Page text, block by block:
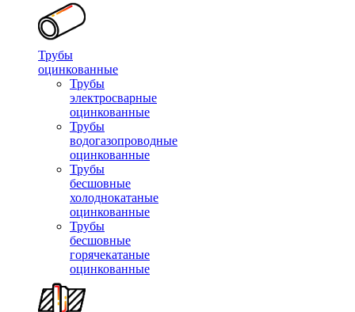
Трубы
оцинкованные
Трубы
электросварные
оцинкованные
Трубы
водогазопроводные
оцинкованные
Трубы
бесшовные
холоднокатаные
оцинкованные
Трубы
бесшовные
горячекатаные
оцинкованные